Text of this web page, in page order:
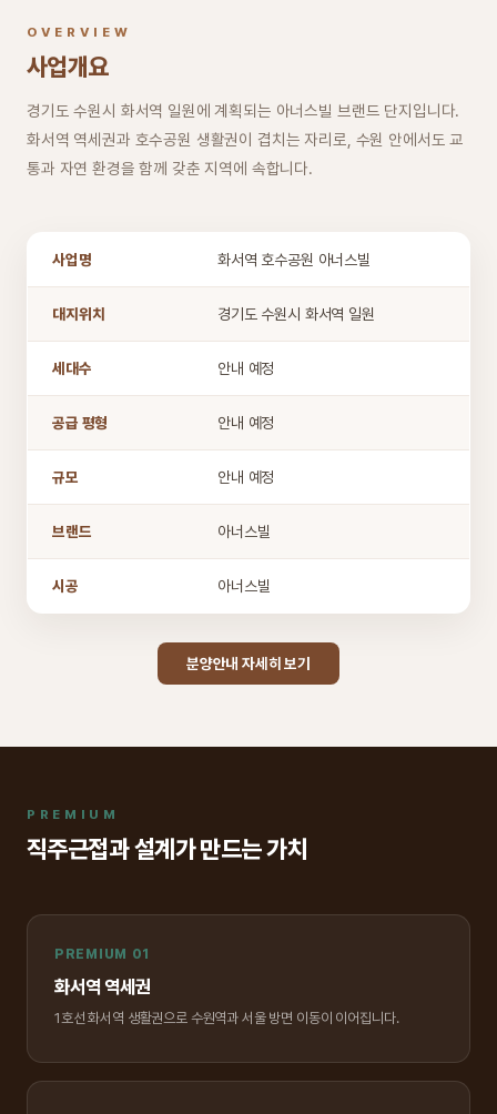
OVERVIEW
사업개요
경기도 수원시 화서역 일원에 계획되는 아너스빌 브랜드 단지입니다.
화서역 역세권과 호수공원 생활권이 겹치는 자리로, 수원 안에서도 교
통과 자연 환경을 함께 갖춘 지역에 속합니다.
사업명 화서역 호수공원 아너스빌
대지위치 경기도 수원시 화서역 일원
세대수 안내 예정
공급 평형 안내 예정
규모 안내 예정
브랜드 아너스빌
시공 아너스빌
분양안내 자세히 보기
PREMIUM
직주근접과 설계가 만드는 가치
PREMIUM 01
화서역 역세권
1호선 화서역 생활권으로 수원역과 서울 방면 이동이 이어집니다.